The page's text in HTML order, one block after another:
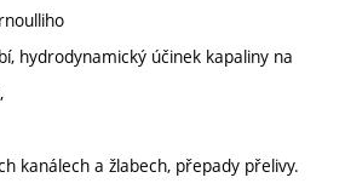
hydrodynamický účinek kapaliny na
kanálech a žlabech, přepady přelivy.